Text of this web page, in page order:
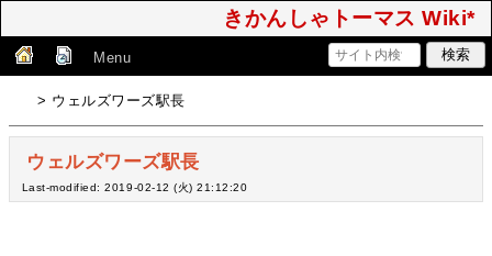
きかんしゃトーマス Wiki*
Menu
> ウェルズワーズ駅長
ウェルズワーズ駅長
Last-modified: 2019-02-12 (火) 21:12:20